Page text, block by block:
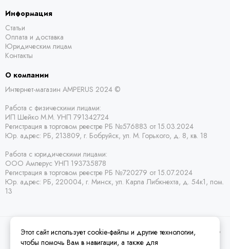
Информация
Статьи
Оплата и доставка
Юридическим лицам
Контакты
О компании
Интернет-магазин AMPERUS 2024 ©
Работа с физическими лицами:
ИП Шейко М.М. УНП 791342724
Регистрация в торговом реестре РБ №576883 от 15.03.2024
Юр. адрес: РБ, 213809, г. Бобруйск, ул. М. Горького, д. 8, кв. 18
Работа с юридическими лицами:
ООО Амперус УНП 193735878
Регистрация в торговом реестре РБ №720279 от 15.07.2024
Юр. адрес: РБ, 220004, г. Минск, ул. Карла Либкнехта, д. 54к1, пом.
13
2026 © Amperus Радиодетали Минск | купить в розницу, оптом и почтой по
Беларуси.Карта сайта
Этот сайт использует cookie-файлы и другие технологии,
чтобы помочь Вам в навигации, а также для